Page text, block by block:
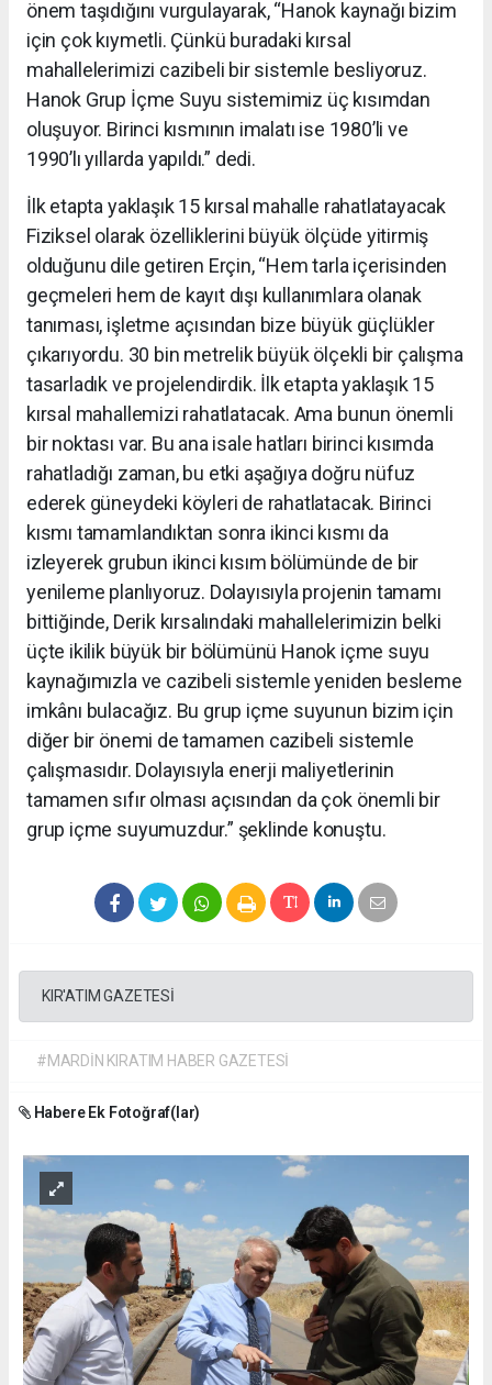
önem taşıdığını vurgulayarak, “Hanok kaynağı bizim
için çok kıymetli. Çünkü buradaki kırsal
mahallelerimizi cazibeli bir sistemle besliyoruz.
Hanok Grup İçme Suyu sistemimiz üç kısımdan
oluşuyor. Birinci kısmının imalatı ise 1980’li ve
1990’lı yıllarda yapıldı.” dedi.
İlk etapta yaklaşık 15 kırsal mahalle rahatlatayacak
Fiziksel olarak özelliklerini büyük ölçüde yitirmiş
olduğunu dile getiren Erçin, “Hem tarla içerisinden
geçmeleri hem de kayıt dışı kullanımlara olanak
tanıması, işletme açısından bize büyük güçlükler
çıkarıyordu. 30 bin metrelik büyük ölçekli bir çalışma
tasarladık ve projelendirdik. İlk etapta yaklaşık 15
kırsal mahallemizi rahatlatacak. Ama bunun önemli
bir noktası var. Bu ana isale hatları birinci kısımda
rahatladığı zaman, bu etki aşağıya doğru nüfuz
ederek güneydeki köyleri de rahatlatacak. Birinci
kısmı tamamlandıktan sonra ikinci kısmı da
izleyerek grubun ikinci kısım bölümünde de bir
yenileme planlıyoruz. Dolayısıyla projenin tamamı
bittiğinde, Derik kırsalındaki mahallelerimizin belki
üçte ikilik büyük bir bölümünü Hanok içme suyu
kaynağımızla ve cazibeli sistemle yeniden besleme
imkânı bulacağız. Bu grup içme suyunun bizim için
diğer bir önemi de tamamen cazibeli sistemle
çalışmasıdır. Dolayısıyla enerji maliyetlerinin
tamamen sıfır olması açısından da çok önemli bir
grup içme suyumuzdur.” şeklinde konuştu.
KIR'ATIM GAZETESİ
#MARDİN KIRATIM HABER GAZETESİ
Habere Ek Fotoğraf(lar)